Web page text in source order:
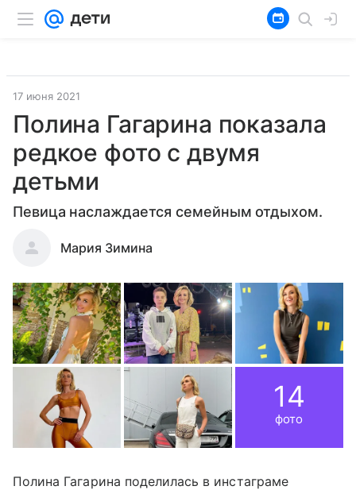
17 июня 2021
Полина Гагарина показала
редкое фото с двумя
детьми
Певица наслаждается семейным отдыхом.
Мария Зимина
14
фото
Полина Гагарина поделилась в инстаграме